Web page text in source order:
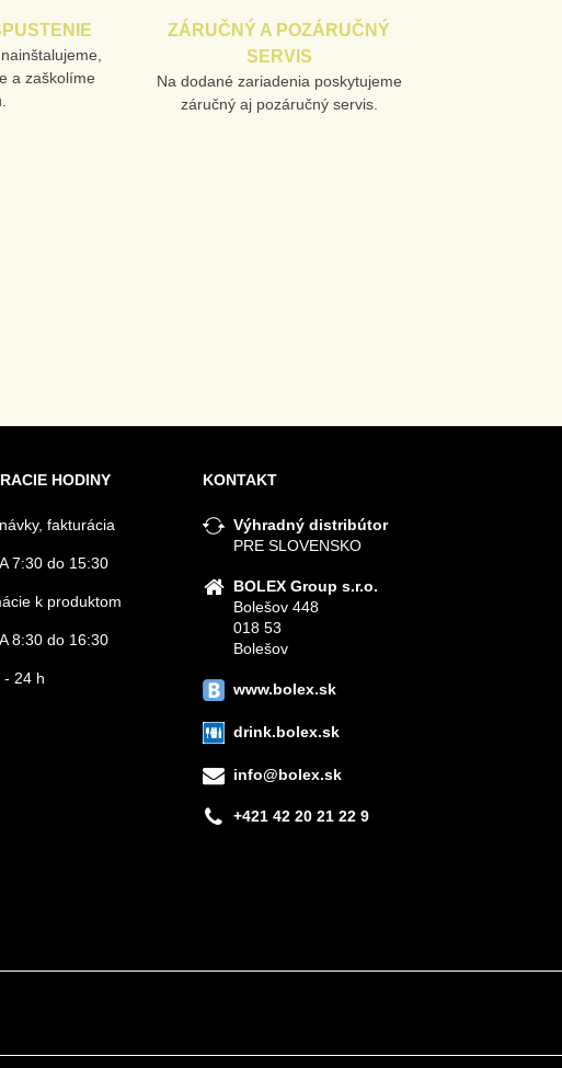
a zaškolíme
ZÁRUČNÝ A POZÁRUČNÝ
SERVIS
Na dodané zariadenia poskytujeme
záručný aj pozáručný servis.
HODINY
fakturácia
7:30 do 15:30
k produktom
8:30 do 16:30
- 24 h
KONTAKT
Výhradný distribútor
PRE SLOVENSKO
BOLEX Group s.r.o.
Bolešov 448
018 53
Bolešov
www.bolex.sk
drink.bolex.sk
info@bolex.sk
+421 42 20 21 22 9